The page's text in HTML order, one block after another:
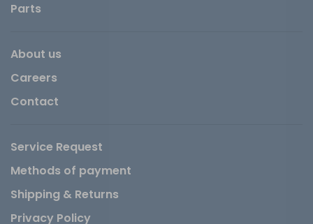
Parts
About us
Careers
Contact
Service Request
Methods of payment
Shipping & Returns
Privacy Policy